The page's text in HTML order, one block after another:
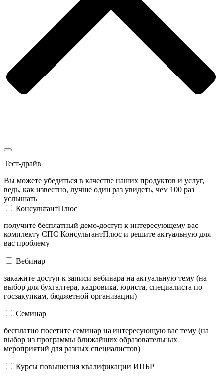
Тест-драйв
Вы можете убедиться в качестве наших продуктов и услуг,
ведь, как известно, лучше один раз увидеть, чем 100 раз
услышать
КонсультантПлюс
получите бесплатный демо-доступ к интересующему вас
комплекту СПС КонсультантПлюс и решите актуальную для
вас проблему
Вебинар
закажите доступ к записи вебинара на актуальную тему (на
выбор для бухгалтера, кадровика, юриста, специалиста по
госзакупкам, бюджетной организации)
Семинар
бесплатно посетите семинар на интересующую вас тему (на
выбор из программы ближайших образовательных
мероприятий для разных специалистов)
Курсы повышения квалификации ИПБР